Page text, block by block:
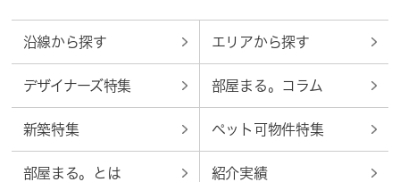
沿線から探す エリアから探す
デザイナーズ特集 部屋まる。コラム
新築特集 ペット可物件特集
部屋まる。とは 紹介実績